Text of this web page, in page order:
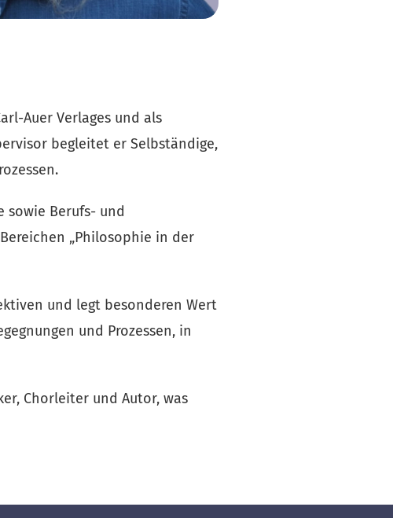
Auer Verlages und als
begleitet er Selbständige,
sowie Berufs- und
„Philosophie in der
und legt besonderen Wert
und Prozessen, in
Chorleiter und Autor, was